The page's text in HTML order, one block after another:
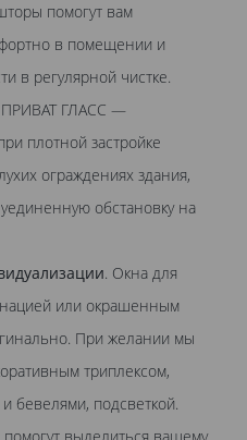
помогут вам
в помещении и
в регулярной чистке.
ПРИВАТ ГЛАСС —
плотной застройке
ограждениях здания,
обстановку на
. Окна для
или окрашенным
При желании мы
триплексом,
бевелями, подсветкой.